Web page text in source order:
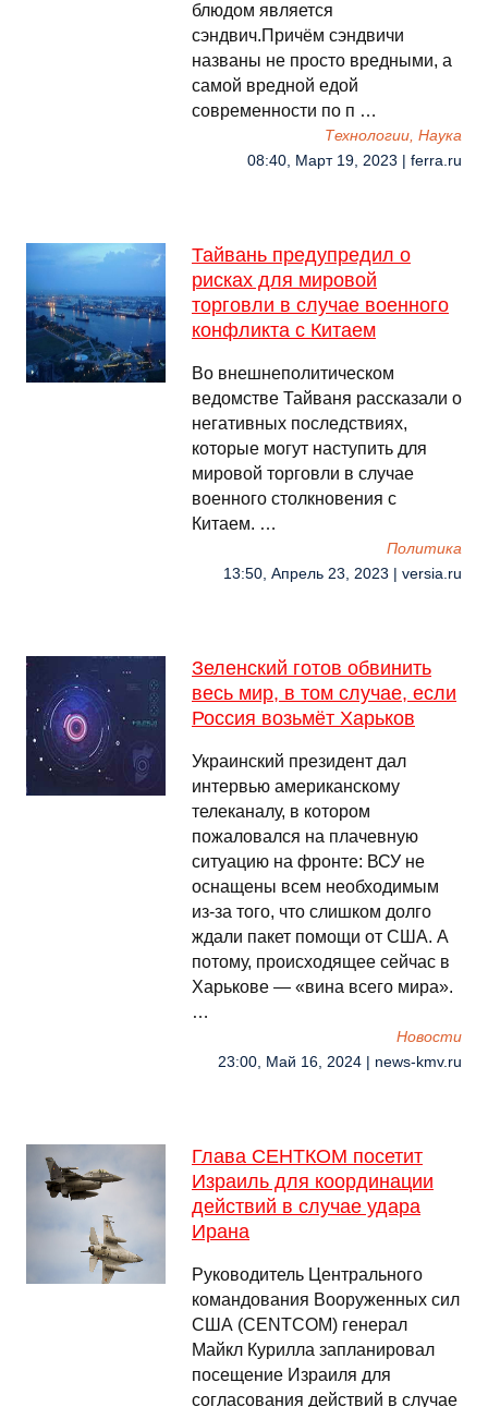
блюдом является
сэндвич.Причём сэндвичи
названы не просто вредными, а
самой вредной едой
современности по п …
Технологии, Наука
08:40, Март 19, 2023 | ferra.ru
Тайвань предупредил о
рисках для мировой
торговли в случае военного
конфликта с Китаем
Во внешнеполитическом
ведомстве Тайваня рассказали о
негативных последствиях,
которые могут наступить для
мировой торговли в случае
военного столкновения с
Китаем. …
Политика
13:50, Апрель 23, 2023 | versia.ru
Зеленский готов обвинить
весь мир, в том случае, если
Россия возьмёт Харьков
Украинский президент дал
интервью американскому
телеканалу, в котором
пожаловался на плачевную
ситуацию на фронте: ВСУ не
оснащены всем необходимым
из-за того, что слишком долго
ждали пакет помощи от США. А
потому, происходящее сейчас в
Харькове — «вина всего мира».
…
Новости
23:00, Май 16, 2024 | news-kmv.ru
Глава СЕНТКОМ посетит
Израиль для координации
действий в случае удара
Ирана
Руководитель Центрального
командования Вооруженных сил
США (CENTCOM) генерал
Майкл Курилла запланировал
посещение Израиля для
согласования действий в случае